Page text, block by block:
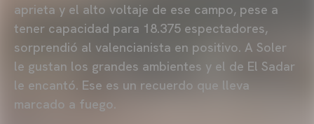
aprieta y el alto voltaje de ese campo, pese a
tener capacidad para 18.375 espectadores,
sorprendió al valencianista en positivo. A Soler
le gustan los grandes ambientes y el de El Sadar
le encantó. Ese es un recuerdo que lleva
marcado a fuego.